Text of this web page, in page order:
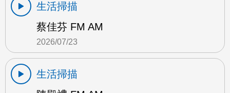
生活掃描
蔡佳芬 FM AM
2026/07/23
生活掃描